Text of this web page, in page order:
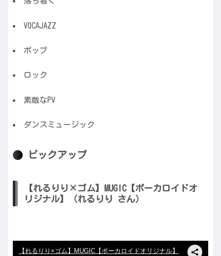
VOCAJAZZ
ポップ
ロック
素敵なPV
ダンスミュージック
ピックアップ
【れるりり×ゴム】MUGIC【ボーカロイドオ
リジナル】（れるりり さん）